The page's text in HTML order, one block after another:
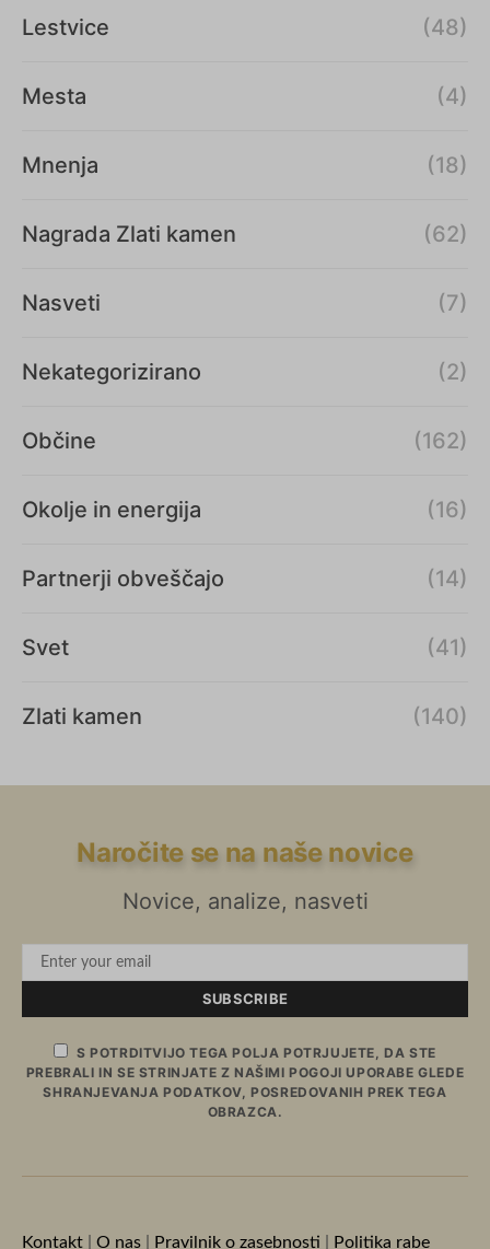
Lestvice (48)
Mesta (4)
Mnenja (18)
Nagrada Zlati kamen (62)
Nasveti (7)
Nekategorizirano (2)
Občine (162)
Okolje in energija (16)
Partnerji obveščajo (14)
Svet (41)
Zlati kamen (140)
Naročite se na naše novice
Novice, analize, nasveti
SUBSCRIBE
S POTRDITVIJO TEGA POLJA POTRJUJETE, DA STE
PREBRALI IN SE STRINJATE Z NAŠIMI POGOJI UPORABE GLEDE
SHRANJEVANJA PODATKOV, POSREDOVANIH PREK TEGA
OBRAZCA.
Kontakt O nas Pravilnik o zasebnosti Politika rabe